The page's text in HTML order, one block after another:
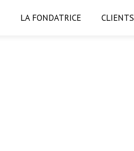
LA FONDATRICE CLIENTS